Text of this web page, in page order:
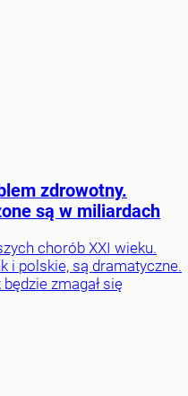
zdrowotny.
są w miliardach
chorób XXI wieku.
i polskie, są dramatyczne.
zmagał się